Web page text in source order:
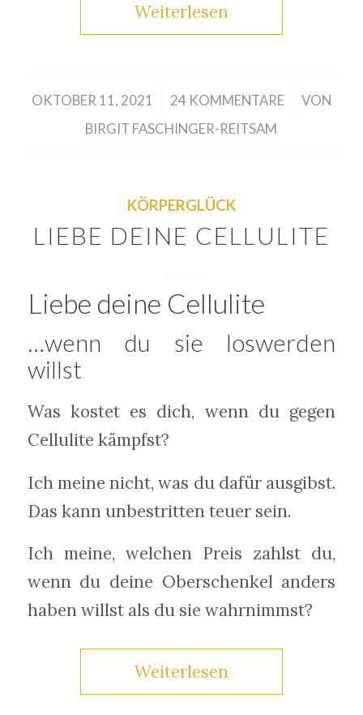
Weiterlesen
OKTOBER 11, 2021
/ 24 KOMMENTARE
/
VON
BIRGIT FASCHINGER-REITSAM
KÖRPERGLÜCK
LIEBE DEINE CELLULITE
Liebe deine Cellulite
…wenn du sie loswerden
willst
Was kostet es dich, wenn du gegen
Cellulite kämpfst?
Ich meine nicht, was du dafür ausgibst.
Das kann unbestritten teuer sein.
Ich meine, welchen Preis zahlst du,
wenn du deine Oberschenkel anders
haben willst als du sie wahrnimmst?
Weiterlesen